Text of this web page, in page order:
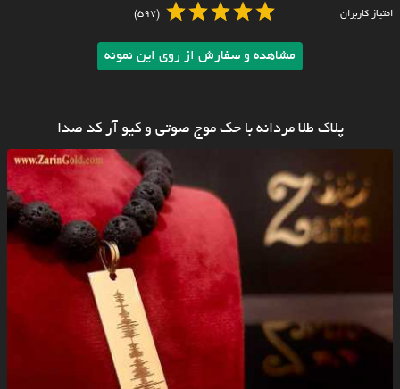
امتیاز کاربران (597)
مشاهده و سفارش از روی این نمونه
پلاک طلا مردانه با حک موج صوتی و کیو آر کد صدا